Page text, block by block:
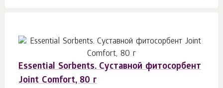
Essential Sorbents. Суставной фитосорбент
Joint Comfort, 80 г